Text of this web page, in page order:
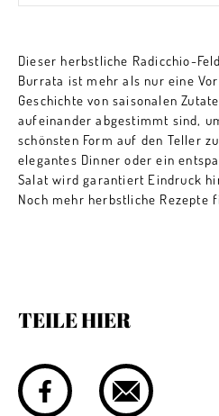
Dieser herbstliche Radicchio-
Burrata ist mehr als nur eine
Geschichte von saisonalen
aufeinander abgestimmt sind,
schönsten Form auf den Teller
elegantes Dinner oder ein
Salat wird garantiert Eindruck
Noch mehr herbstliche Rezepte
TEILE HIER